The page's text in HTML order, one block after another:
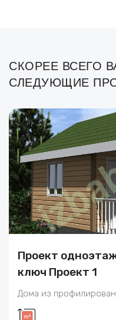
СКОРЕЕ ВСЕГО
СЛЕДУЮЩИЕ
Проект
ключ Проект 1
Дома из